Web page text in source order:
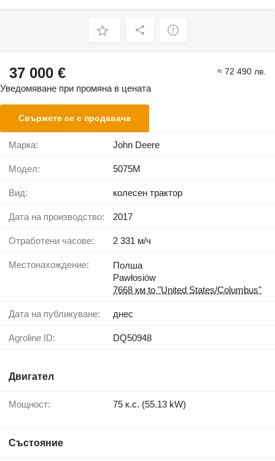
37 000 € ≈ 72 490 лв.
Уведомяване при промяна в цената
Свържете се с продавача
Марка: John Deere
Модел: 5075M
Вид: колесен трактор
Дата на производство: 2017
Отработени часове: 2 331 м/ч
Местонахождение:
Полша
Pawłosiów
7668 км to "United States/Columbus"
Дата на публикуване: днес
Agroline ID: DQ50948
Двигател
Мощност: 75 к.с. (55.13 kW)
Състояние